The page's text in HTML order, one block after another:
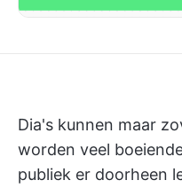
Dia's kunnen maar
worden veel
publiek er doorheen